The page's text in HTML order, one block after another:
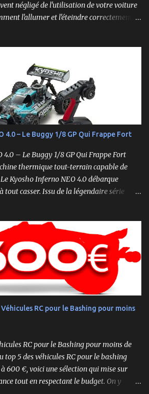
négligé de l'utilisation de votre voiture
l'allumer et l'éteindre correctement.
4.0 – Le Buggy 1/8 GP Qui Frappe Fort
4.0 – Le Buggy 1/8 GP Qui Frappe Fort
thermique tout-terrain capable de
Kyosho Inferno NEO 4.0 débarque
tout casser. Issu de la légendaire série
Compétition, Prêt pour l’Aventure Basé sur
impressionnant — dont plusieurs
— le NEO 4.0 est conçu pour la
vous soyez débutant ou mordu confirmé ,
en main rapide , une construction robuste
, aussi bien sur piste que sur terrain
KE21SP avec lanceur manuel
peinte et décorée Radio à volant
RC pour le Bashing pour moins
RC pour le Bashing pour moins de
5 des véhicules RC pour le bashing
600 €, voici une sélection qui mise sur
tout en respectant le budget. On y